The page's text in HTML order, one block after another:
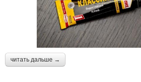
читать дальше →